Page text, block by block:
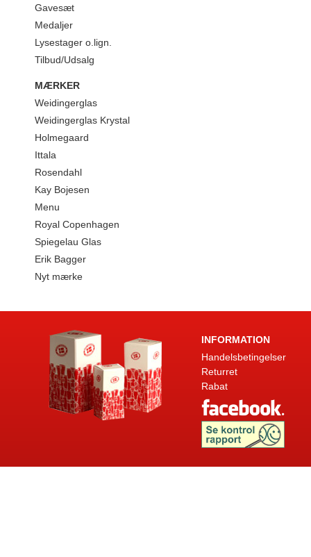
Gavesæt
Medaljer
Lysestager o.lign.
Tilbud/Udsalg
MÆRKER
Weidingerglas
Weidingerglas Krystal
Holmegaard
Ittala
Rosendahl
Kay Bojesen
Menu
Royal Copenhagen
Spiegelau Glas
Erik Bagger
Nyt mærke
INFORMATION
Handelsbetingelser
Returret
Rabat